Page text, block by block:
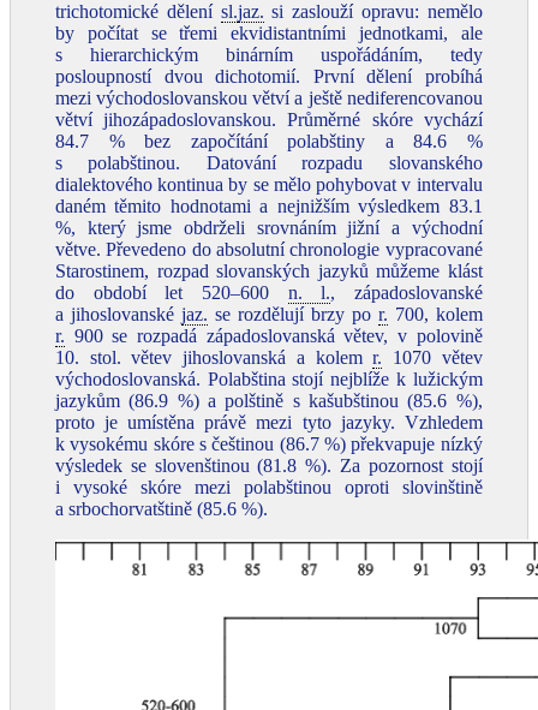
trichotomické dělení sl.jaz. si zaslouží opravu: nemělo
by počítat se třemi ekvidistantními jednotkami, ale
s hierarchickým binárním uspořádáním, tedy
posloupností dvou dichotomií. První dělení probíhá
mezi východoslovanskou větví a ještě nediferencovanou
větví jihozápadoslovanskou. Průměrné skóre vychází
84.7 % bez započítání polabštiny a 84.6 %
s polabštinou. Datování rozpadu slovanského
dialektového kontinua by se mělo pohybovat v intervalu
daném těmito hodnotami a nejnižším výsledkem 83.1
%, který jsme obdrželi srovnáním jižní a východní
větve. Převedeno do absolutní chronologie vypracované
Starostinem, rozpad slovanských jazyků můžeme klást
do období let 520–600 n. l., západoslovanské
a jihoslovanské jaz. se rozdělují brzy po r. 700, kolem
r. 900 se rozpadá západoslovanská větev, v polovině
10. stol. větev jihoslovanská a kolemr. 1070 větev
východoslovanská. Polabština stojí nejblíže k lužickým
jazykům (86.9 %) a polštině s kašubštinou (85.6 %),
proto je umístěna právě mezi tyto jazyky. Vzhledem
k vysokému skóre s češtinou (86.7 %) překvapuje nízký
výsledek se slovenštinou (81.8 %). Za pozornost stojí
i vysoké skóre mezi polabštinou oproti slovinštině
a srbochorvatštině (85.6 %).